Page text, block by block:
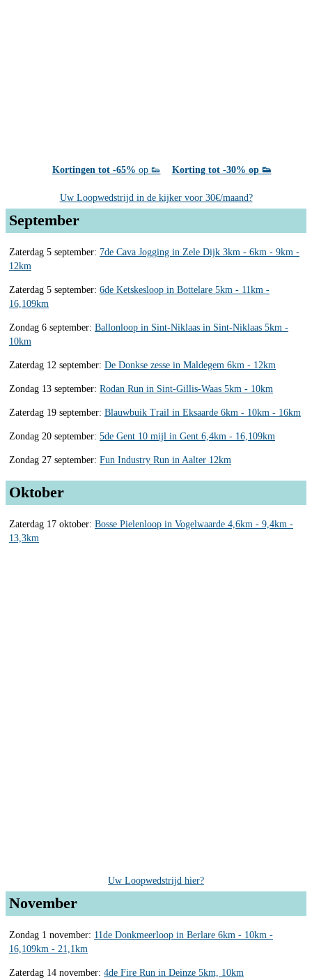
Kortingen tot -65% op 👟 Korting tot -30% op 👟
Uw Loopwedstrijd in de kijker voor 30€/maand?
September
Zaterdag 5 september: 7de Cava Jogging in Zele Dijk 3km - 6km - 9km -
12km
Zaterdag 5 september: 6de Ketskesloop in Bottelare 5km - 11km -
16,109km
Zondag 6 september: Ballonloop in Sint-Niklaas in Sint-Niklaas 5km -
10km
Zaterdag 12 september: De Donkse zesse in Maldegem 6km - 12km
Zondag 13 september: Rodan Run in Sint-Gillis-Waas 5km - 10km
Zaterdag 19 september: Blauwbuik Trail in Eksaarde 6km - 10km - 16km
Zondag 20 september: 5de Gent 10 mijl in Gent 6,4km - 16,109km
Zondag 27 september: Fun Industry Run in Aalter 12km
Oktober
Zaterdag 17 oktober: Bosse Pielenloop in Vogelwaarde 4,6km - 9,4km -
13,3km
Uw Loopwedstrijd hier?
November
Zondag 1 november: 11de Donkmeerloop in Berlare 6km - 10km -
16,109km - 21,1km
Zaterdag 14 november: 4de Fire Run in Deinze 5km, 10km